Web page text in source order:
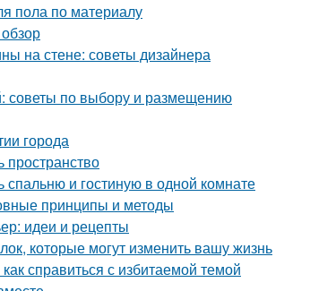
пола по материалу
на стене: советы дизайнера
советы по выбору и размещению
города
пространство
спальню и гостиную в одной комнате
принципы и методы
идеи и рецепты
которые могут изменить вашу жизнь
справиться с избитаемой темой